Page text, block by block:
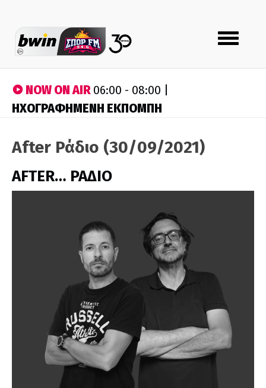
Toggle
navigation
NOW ON AIR06:00 - 08:00 |
ΗΧΟΓΡΑΦΗΜΕΝΗ ΕΚΠΟΜΠΗ
After Ράδιο (30/09/2021)
AFTER… ΡΑΔΙΟ